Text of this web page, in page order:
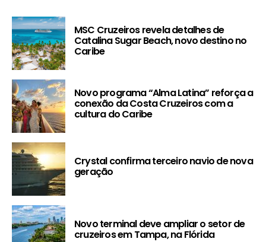
MSC Cruzeiros revela detalhes de
Catalina Sugar Beach, novo destino no
Caribe
Novo programa “Alma Latina” reforça a
conexão da Costa Cruzeiros com a
cultura do Caribe
Crystal confirma terceiro navio de nova
geração
Novo terminal deve ampliar o setor de
cruzeiros em Tampa, na Flórida